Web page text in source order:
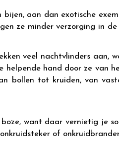
aan dan exotische
ze minder verzorging in
veel nachtvlinders aan,
hand door ze van
bollen tot kruiden, van
want daar vernietig je
of